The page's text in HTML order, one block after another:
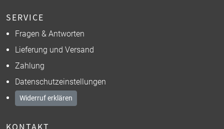
SERVICE
Fragen & Antworten
Lieferung und Versand
Zahlung
Datenschutzeinstellungen
Widerruf erklären